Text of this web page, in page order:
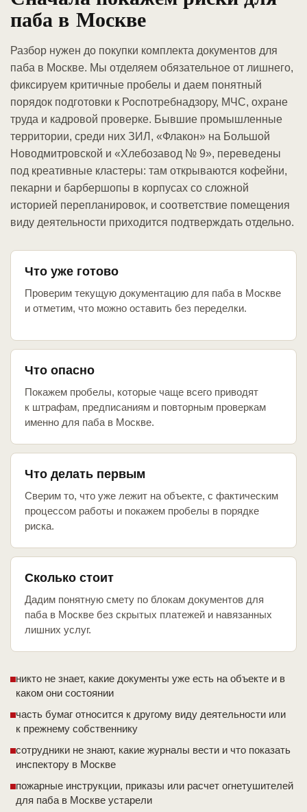
паба в Москве
Разбор нужен до покупки комплекта документов для
паба в Москве. Мы отделяем обязательное от лишнего,
фиксируем критичные пробелы и даем понятный
порядок подготовки к Роспотребнадзору, МЧС, охране
труда и кадровой проверке. Бывшие промышленные
территории, среди них ЗИЛ, «Флакон» на Большой
Новодмитровской и «Хлебозавод № 9», переведены
под креативные кластеры: там открываются кофейни,
пекарни и барбершопы в корпусах со сложной
историей перепланировок, и соответствие помещения
виду деятельности приходится подтверждать отдельно.
Что уже готово
Проверим текущую документацию для паба в Москве
и отметим, что можно оставить без переделки.
Что опасно
Покажем пробелы, которые чаще всего приводят
к штрафам, предписаниям и повторным проверкам
именно для паба в Москве.
Что делать первым
Сверим то, что уже лежит на объекте, с фактическим
процессом работы и покажем пробелы в порядке
риска.
Сколько стоит
Дадим понятную смету по блокам документов для
паба в Москве без скрытых платежей и навязанных
лишних услуг.
никто не знает, какие документы уже есть на объекте и в
каком они состоянии
часть бумаг относится к другому виду деятельности или
к прежнему собственнику
сотрудники не знают, какие журналы вести и что показать
инспектору в Москве
пожарные инструкции, приказы или расчет огнетушителей
для паба в Москве устарели